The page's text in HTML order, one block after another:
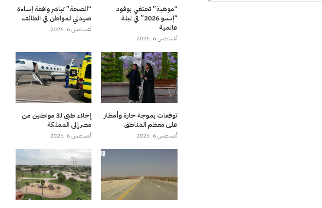
“موهبة” تحتفي بوفود
“إنسو 2026” في ليلة
عالمية
أغسطس 6, 2026
“الصحة” تباشر واقعة إساءة
صيدلي لمواطن في الطائف
أغسطس 6, 2026
توقعات بموجة حارة وأمطار
على معظم المناطق
أغسطس 6, 2026
إخلاء طبي لـ3 مواطنين من
مصر إلى المملكة
أغسطس 6, 2026